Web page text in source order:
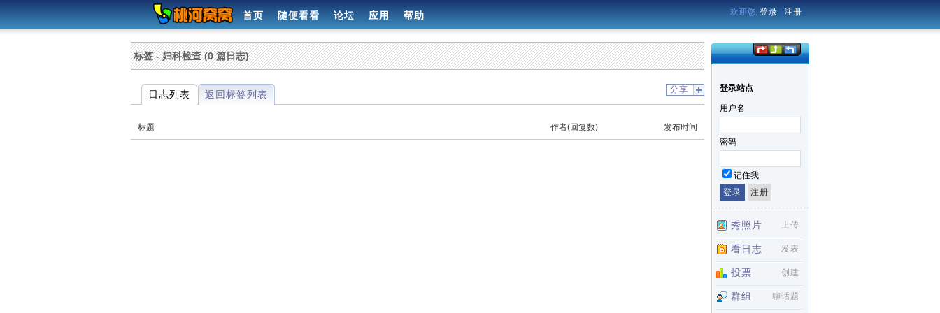
首页 随便看看 论坛 应用 帮助 欢迎您, 登录 注册
标签 - 妇科检查 (0 篇日志)
分享
日志列表 返回标签列表
标题 作者(回复数) 发布时间
登录站点
用户名
密码
记住我
秀照片 上传
看日志 发表
投票 创建
群组 聊话题